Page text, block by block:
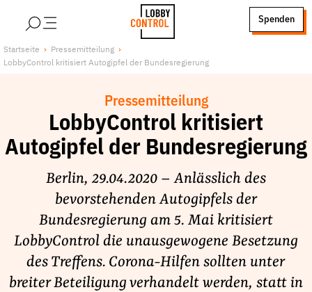
StartSeite
Spenden
Über uns
Finanzierung
Jobs
Publikationen und Material
Lobbykritische Stadtführungen
Unsere Schwerpunkte
Lobbykontrolle und Regeln
Lobbyismus und Klima
Macht der Digitalkonzerne
Startseite
Pressemitteilung
LobbyControl kritisiert Autogipfel der Bundesregierung
Pressemitteilung
LobbyControl kritisiert
Autogipfel der Bundesregierung
Berlin, 29.04.2020 – Anlässlich des
bevorstehenden Autogipfels der
Bundesregierung am 5. Mai kritisiert
LobbyControl die unausgewogene Besetzung
des Treffens. Corona-Hilfen sollten unter
breiter Beteiligung verhandelt werden, statt in